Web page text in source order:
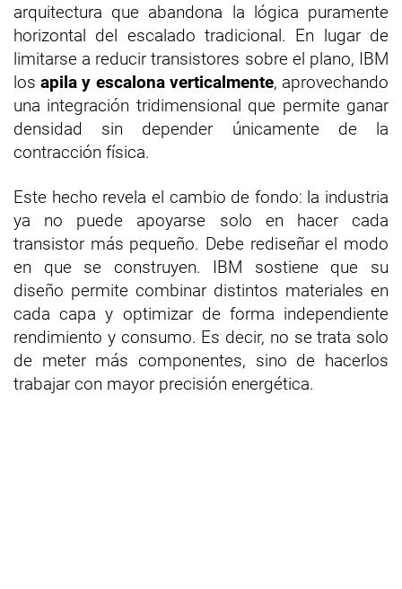
arquitectura que abandona la lógica puramente
horizontal del escalado tradicional. En lugar de
limitarse a reducir transistores sobre el plano, IBM
losapila y escalona verticalmente, aprovechando
una integración tridimensional que permite ganar
densidad sin depender únicamente de la
contracción física.
Este hecho revela el cambio de fondo: la industria
ya no puede apoyarse solo en hacer cada
transistor más pequeño. Debe rediseñar el modo
en que se construyen. IBM sostiene que su
diseño permite combinar distintos materiales en
cada capa y optimizar de forma independiente
rendimiento y consumo. Es decir, no se trata solo
de meter más componentes, sino de hacerlos
trabajar con mayor precisión energética.